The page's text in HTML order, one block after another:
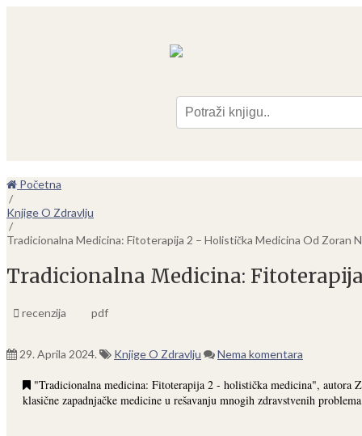
Početna
/
Knjige O Zdravlju
/
Tradicionalna Medicina: Fitoterapija 2 – Holistička Medicina Od Zoran
Tradicionalna Medicina:
recenzija pdf
29. Aprila 2024. Knjige O Zdravlju Nema komentara
"Tradicionalna medicina: Fitoterapija 2 - holistička medicina", autora
klasične zapadnjačke medicine u rešavanju mnogih zdravstvenih